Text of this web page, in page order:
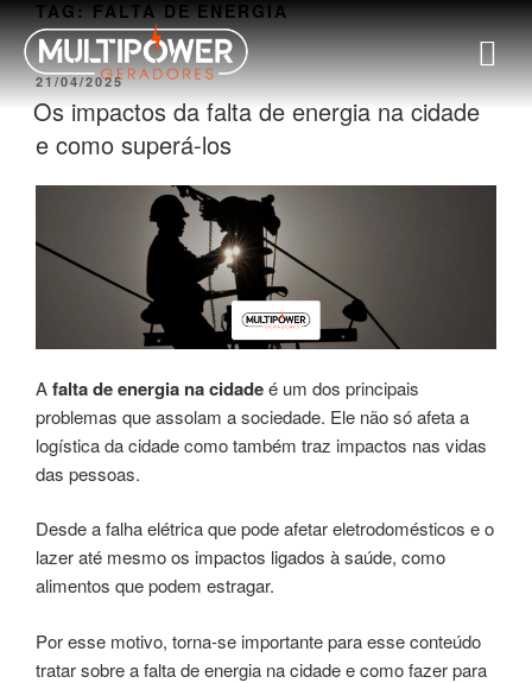
TAG:FALTA DE ENERGIA
21/04/2025
Os impactos da falta de energia na cidade
e como superá-los
Afalta de energia na cidadeé um dos principais
problemas que assolam a sociedade. Ele não só afeta a
logística da cidade como também traz impactos nas vidas
das pessoas.
Desde a falha elétrica que pode afetar eletrodomésticos e o
lazer até mesmo os impactos ligados à saúde, como
alimentos que podem estragar.
Por esse motivo, torna-se importante para esse conteúdo
tratar sobre a falta de energia na cidade e como fazer para